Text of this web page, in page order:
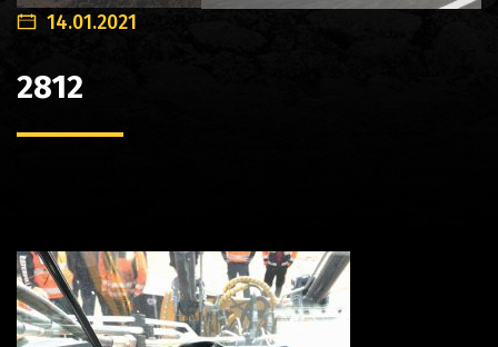
14.01.2021
2812